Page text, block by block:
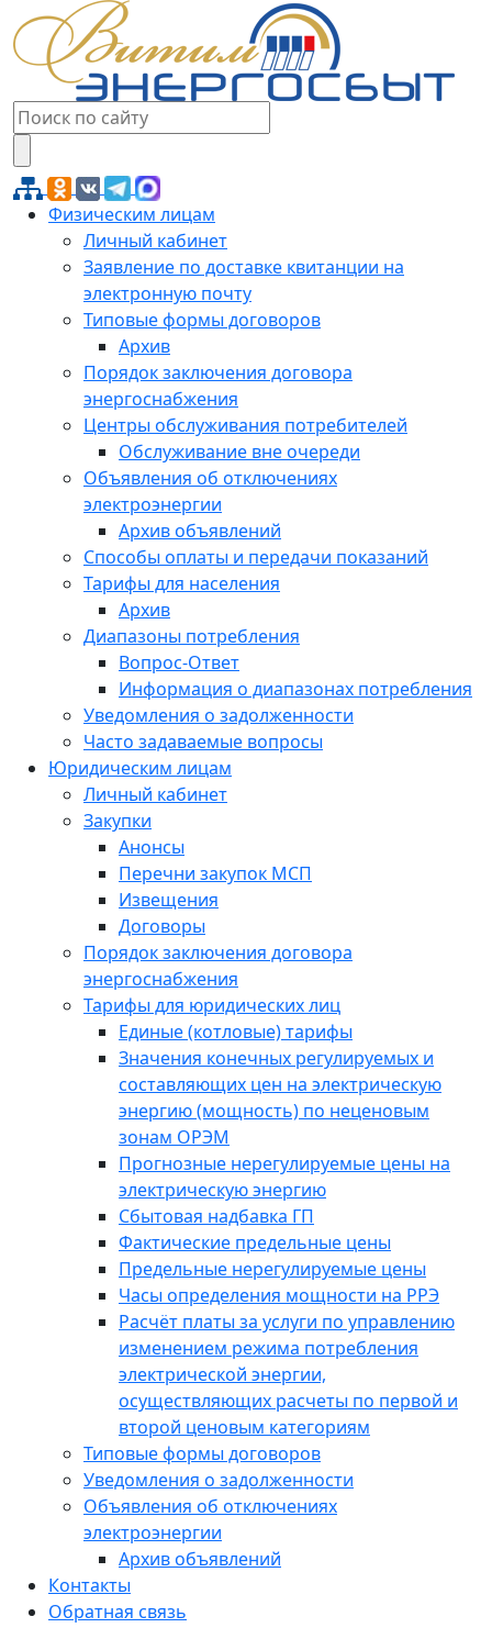
Физическим лицам
Личный кабинет
Заявление по доставке квитанции на
электронную почту
Типовые формы договоров
Архив
Порядок заключения договора
энергоснабжения
Центры обслуживания потребителей
Обслуживание вне очереди
Объявления об отключениях
электроэнергии
Архив объявлений
Способы оплаты и передачи показаний
Тарифы для населения
Архив
Диапазоны потребления
Вопрос-Ответ
Информация о диапазонах потребления
Уведомления о задолженности
Часто задаваемые вопросы
Юридическим лицам
Личный кабинет
Закупки
Анонсы
Перечни закупок МСП
Извещения
Договоры
Порядок заключения договора
энергоснабжения
Тарифы для юридических лиц
Единые (котловые) тарифы
Значения конечных регулируемых и
составляющих цен на электрическую
энергию (мощность) по неценовым
зонам ОРЭМ
Прогнозные нерегулируемые цены на
электрическую энергию
Сбытовая надбавка ГП
Фактические предельные цены
Предельные нерегулируемые цены
Часы определения мощности на РРЭ
Расчёт платы за услуги по управлению
изменением режима потребления
электрической энергии,
осуществляющих расчеты по первой и
второй ценовым категориям
Типовые формы договоров
Уведомления о задолженности
Объявления об отключениях
электроэнергии
Архив объявлений
Контакты
Обратная связь